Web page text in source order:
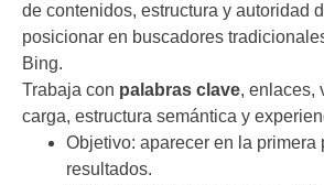
de contenidos, estructura y autoridad
posicionar en buscadores
Bing.
Trabaja con palabras clave, enlaces,
carga, estructura semántica y
Objetivo: aparecer en la primera
resultados.